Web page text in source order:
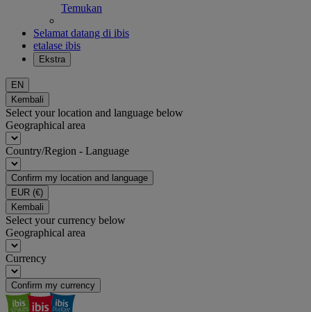
Temukan
Selamat datang di ibis
etalase ibis
Ekstra
EN
Kembali
Select your location and language below
Geographical area
Country/Region - Language
Confirm my location and language
EUR (€)
Kembali
Select your currency below
Geographical area
Currency
Confirm my currency